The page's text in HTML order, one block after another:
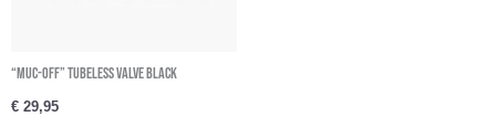
“Muc-Off” Tubeless Valve Black
€ 29,95